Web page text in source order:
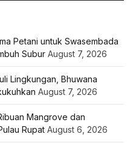
Petani untuk Swasembada
Subur August 7, 2026
Lingkungan, Bhuwana
August 7, 2026
Mangrove dan
Rupat August 6, 2026